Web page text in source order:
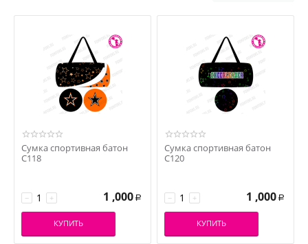
Сумка спортивная батон
С118
+
− 1 ,000 Р
КУПИТЬ
Сумка спортивная батон
С120
+
− 1 ,000 Р
КУПИТЬ